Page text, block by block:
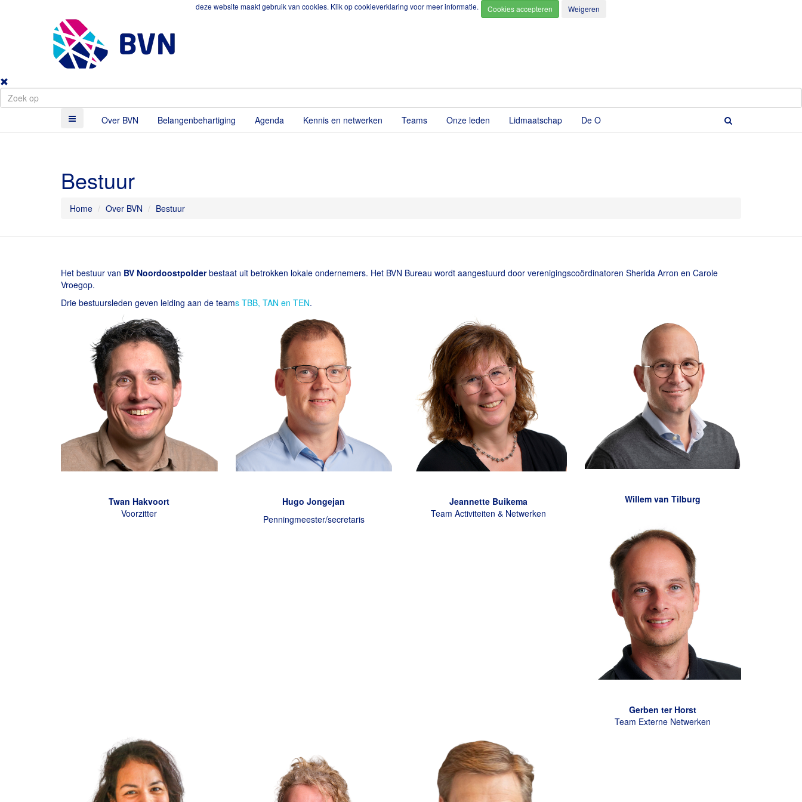
deze website maakt gebruik van cookies. Klik opcookieverklaring voor meer informatie.
Over BVN Belangenbehartiging Agenda Kennis en netwerken Teams Onze leden Lidmaatschap De O
Bestuur
Home Over BVN Bestuur
Het bestuur van BV Noordoostpolderbestaat uit betrokken lokale ondernemers. Het BVN Bureau wordt aangestuurd door verenigingscoördinatoren Sherida Arron en Carole
Vroegop.
Drie bestuursleden geven leiding aan de teams TBB, TAN en TEN.
Twan Hakvoort
Voorzitter
Hugo Jongejan
Penningmeester/secretaris
Jeannette Buikema
Team Activiteiten & Netwerken
Willem van Tilburg
Gerben ter Horst
Team Externe Netwerken